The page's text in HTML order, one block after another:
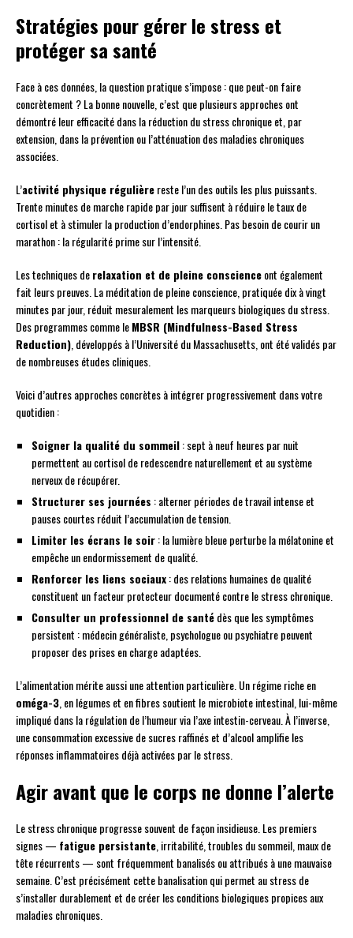
Stratégies pour gérer le stress et
protéger sa santé
Face à ces données, la question pratique s’impose : que peut-on faire
concrètement ? La bonne nouvelle, c’est que plusieurs approches ont
démontré leur efficacité dans la réduction du stress chronique et, par
extension, dans la prévention ou l’atténuation des maladies chroniques
associées.
L’activité physique régulièrereste l’un des outils les plus puissants.
Trente minutes de marche rapide par jour suffisent à réduire le taux de
cortisol et à stimuler la production d’endorphines. Pas besoin de courir un
marathon : la régularité prime sur l’intensité.
Les techniques derelaxation et de pleine conscienceont également
fait leurs preuves. La méditation de pleine conscience, pratiquée dix à vingt
minutes par jour, réduit mesuralement les marqueurs biologiques du stress.
Des programmes comme leMBSR (Mindfulness-Based Stress
Reduction) , développés à l’Université du Massachusetts, ont été validés par
de nombreuses études cliniques.
Voici d’autres approches concrètes à intégrer progressivement dans votre
quotidien :
Soigner la qualité du sommeil: sept à neuf heures par nuit
permettent au cortisol de redescendre naturellement et au système
nerveux de récupérer.
Structurer ses journées : alterner périodes de travail intense et
pauses courtes réduit l’accumulation de tension.
Limiter les écrans le soir: la lumière bleue perturbe la mélatonine et
empêche un endormissement de qualité.
Renforcer les liens sociaux: des relations humaines de qualité
constituent un facteur protecteur documenté contre le stress chronique.
Consulter un professionnel de santédès que les symptômes
persistent : médecin généraliste, psychologue ou psychiatre peuvent
proposer des prises en charge adaptées.
L’alimentation mérite aussi une attention particulière. Un régime riche en
oméga-3 , en légumes et en fibres soutient le microbiote intestinal, lui-même
impliqué dans la régulation de l’humeur via l’axe intestin-cerveau. À l’inverse,
une consommation excessive de sucres raffinés et d’alcool amplifie les
réponses inflammatoires déjà activées par le stress.
Agir avant que le corps ne donne l’alerte
Le stress chronique progresse souvent de façon insidieuse. Les premiers
signes — fatigue persistante , irritabilité, troubles du sommeil, maux de
tête récurrents — sont fréquemment banalisés ou attribués à une mauvaise
semaine. C’est précisément cette banalisation qui permet au stress de
s’installer durablement et de créer les conditions biologiques propices aux
maladies chroniques.